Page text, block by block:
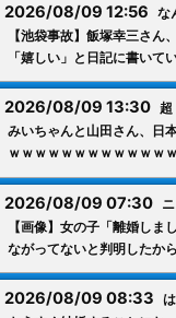
2026/08/09 12:56な
【池袋事故】飯塚幸三さん
「嬉しい」と日記に書いて
2026/08/09 13:30超
みいちゃんと山田さん、日
ｗｗｗｗｗｗｗｗｗｗｗｗ
2026/08/09 07:30ニ
【画像】女の子「離婚し
ながってないと判明したか
2026/08/09 08:33は